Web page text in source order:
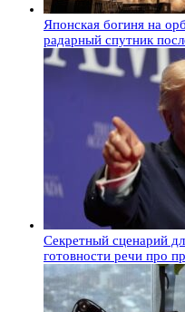
Японская богиня на
радарный спутник
Секретный сценарий
готовности речи про